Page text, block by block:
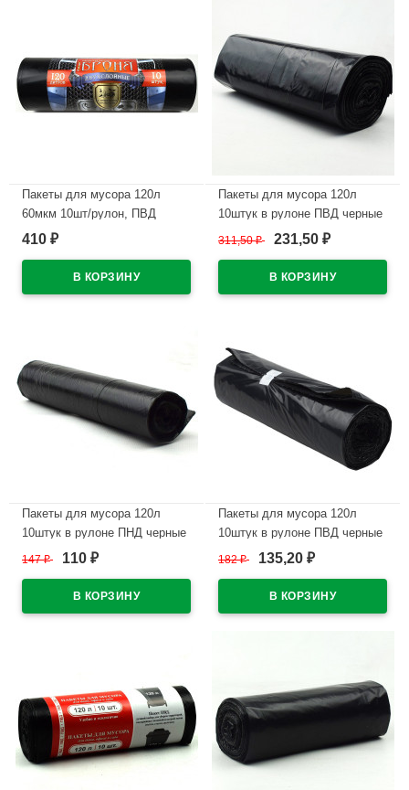
Пакеты для мусора 120л
60мкм 10шт/рулон, ПВД
черные Ромашка
410 ₽
Пакеты для мусора 120л
10штук в рулоне ПВД черные
50 микрон б/эт
311,50₽ 231,50 ₽
Пакеты для мусора 120л
10штук в рулоне ПНД черные
13 микрон б/эт
147₽ 110 ₽
Пакеты для мусора 120л
10штук в рулоне ПВД черные
25 микрон б/эт
182₽ 135,20 ₽